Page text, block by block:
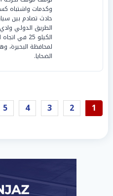
وكدمات واشتباه
حادث تصادم بين
الطريق الدولي
الكيلو 25
لمحافظة البحيرة،
الضحايا.
1
2
3
4
5